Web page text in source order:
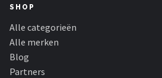
SHOP
Alle categorieën
Alle merken
Blog
Partners